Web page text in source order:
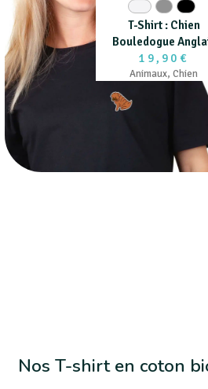
Blanc Gris Noir
T-Shirt : Chien
Bouledogue
19,90€
Animaux,Chien
Nos T-shirt en coton